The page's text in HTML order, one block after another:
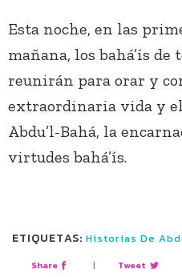
Esta noche, en las
mañana, los bahá’ís de
reunirán para orar y
extraordinaria vida y el
Abdu’l-Bahá, la
virtudes bahá’ís.
ETIQUETAS: Historias De
Share | Tweet